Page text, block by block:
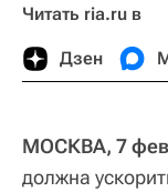
Читать ria.ru в
Дзен
МОСКВА, 7
должна